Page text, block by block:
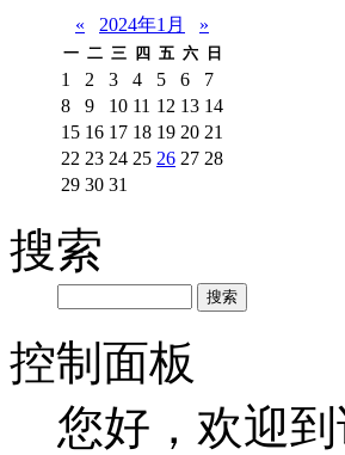
« 2024年1月 »
一 二 三 四 五 六 日
1 2 3 4 5 6
7
8
9 10 11 12 13 14
15 16 17 18 19 20 21
22 23 24 25 26 27 28
29 30 31
搜索
控制面板
您好，欢迎到